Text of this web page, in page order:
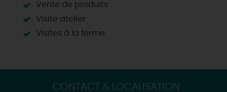
Vente de produits
Visite atelier
Visites à la ferme
CONTACT & LOCALISATION